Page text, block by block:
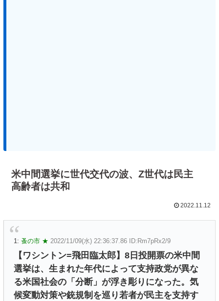
米中間選挙に世代交代の波、Z世代は民主
高齢者は共和
2022.11.12
1: 蚤の市 ★ 2022/11/09(水) 22:36:37.86 ID:Rm7pRx2/9
【ワシントン=飛田臨太郎】8日投開票の米中間
選挙は、生まれた年代によって支持政党が異な
る米国社会の「分断」が浮き彫りになった。気
候変動対策や銃規制を巡り若者が民主を支持す